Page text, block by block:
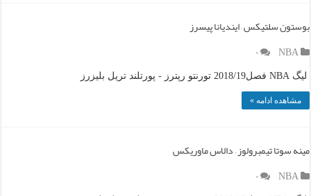
بوستون سلتیکس – ایندیانا پیسرز
NBA
۰
لیگ NBA فصل2018/19 تورنتو رپترز - پورتلند تریل بلیزرز
مشاهده ادامه »
مینه سوتا تیمبرولوز – دالاس ماوریکس
NBA
۰